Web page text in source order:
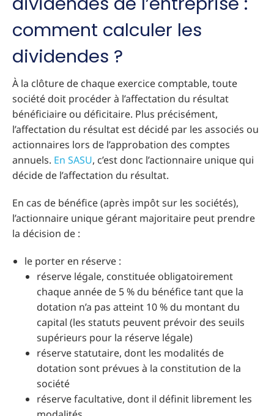
comment calculer les
dividendes ?
À la clôture de chaque exercice comptable, toute
société doit procéder à l’affectation du résultat
bénéficiaire ou déficitaire. Plus précisément,
l’affectation du résultat est décidé par les associés ou
actionnaires lors de l’approbation des comptes
annuels. En SASU, c’est donc l’actionnaire unique qui
décide de l’affectation du résultat.
En cas de bénéfice (après impôt sur les sociétés),
l’actionnaire unique gérant majoritaire peut prendre
la décision de :
le porter en réserve :
réserve légale, constituée obligatoirement
chaque année de 5 % du bénéfice tant que la
dotation n’a pas atteint 10 % du montant du
capital (les statuts peuvent prévoir des seuils
supérieurs pour la réserve légale)
réserve statutaire, dont les modalités de
dotation sont prévues à la constitution de la
société
réserve facultative, dont il définit librement les